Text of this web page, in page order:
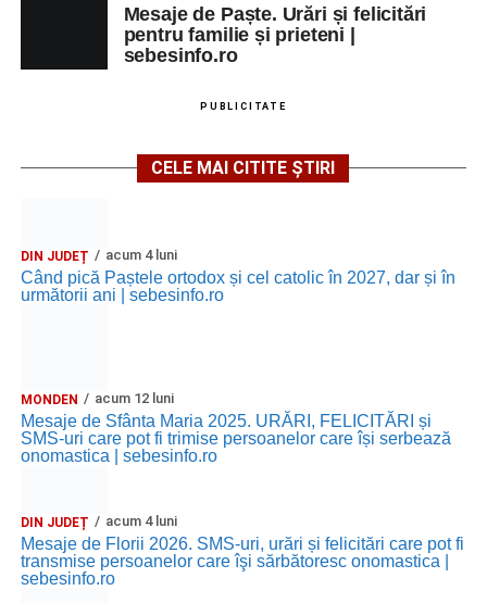
Mesaje de Paște. Urări și felicitări
pentru familie și prieteni |
sebesinfo.ro
PUBLICITATE
CELE MAI CITITE ȘTIRI
DIN JUDEȚ acum 4 luni
Când pică Paștele ortodox și cel catolic în 2027, dar și în
următorii ani | sebesinfo.ro
MONDEN acum 12 luni
Mesaje de Sfânta Maria 2025. URĂRI, FELICITĂRI și
SMS-uri care pot fi trimise persoanelor care își serbează
onomastica | sebesinfo.ro
DIN JUDEȚ acum 4 luni
Mesaje de Florii 2026. SMS-uri, urări și felicitări care pot fi
transmise persoanelor care îşi sărbătoresc onomastica |
sebesinfo.ro